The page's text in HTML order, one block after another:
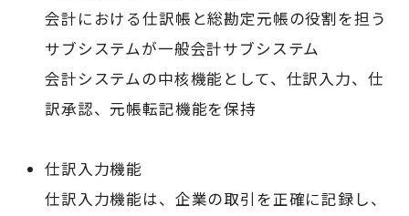
会計における仕訳帳と総勘定元帳の役割を担う
サブシステムが一般会計サブシステム
会計システムの中核機能として、仕訳入力、仕
訳承認、元帳転記機能を保持
仕訳入力機能
仕訳入力機能は、企業の取引を正確に記録し、